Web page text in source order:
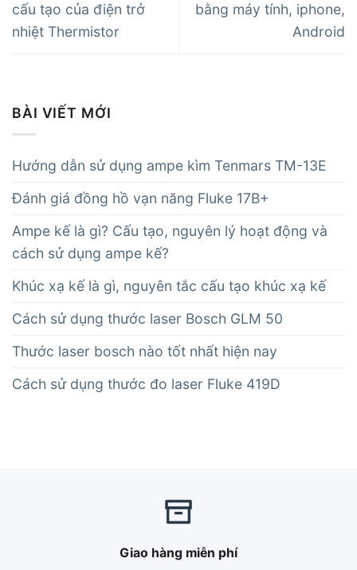
cấu tạo của điện trở
nhiệt Thermistor
bằng máy tính, iphone,
Android
BÀI VIẾT MỚI
Hướng dẫn sử dụng ampe kìm Tenmars TM-13E
Đánh giá đồng hồ vạn năng Fluke 17B+
Ampe kế là gì? Cấu tạo, nguyên lý hoạt động và
cách sử dụng ampe kế?
Khúc xạ kế là gì, nguyên tắc cấu tạo khúc xạ kế
Cách sử dụng thước laser Bosch GLM 50
Thước laser bosch nào tốt nhất hiện nay
Cách sử dụng thước đo laser Fluke 419D
Giao hàng miễn phí